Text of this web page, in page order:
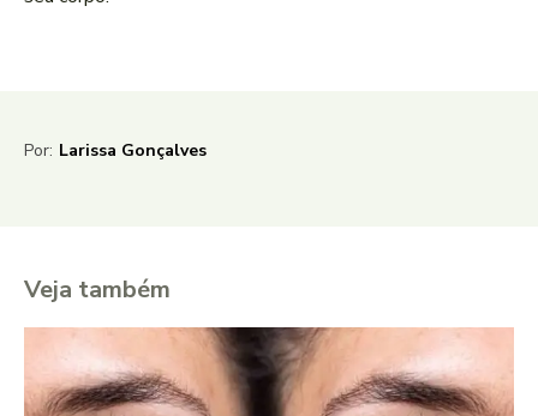
Por: Larissa Gonçalves
Veja também